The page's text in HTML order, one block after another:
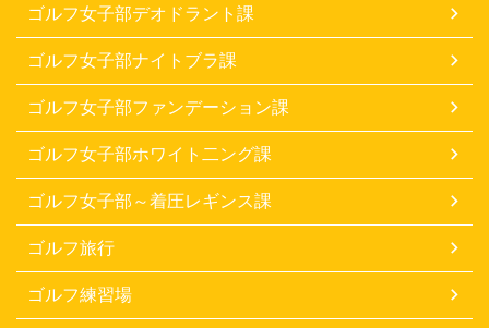
ゴルフ女子部デオドラント課
ゴルフ女子部ナイトブラ課
ゴルフ女子部ファンデーション課
ゴルフ女子部ホワイト二ング課
ゴルフ女子部～着圧レギンス課
ゴルフ旅行
ゴルフ練習場